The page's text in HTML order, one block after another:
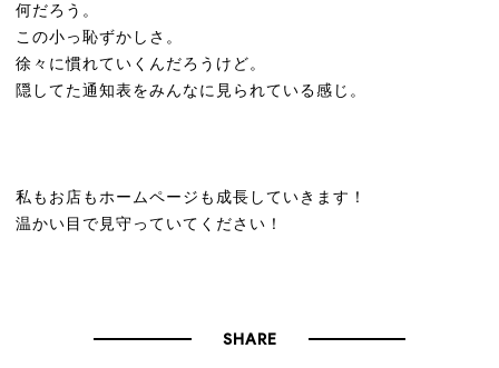
何だろう。
この小っ恥ずかしさ。
徐々に慣れていくんだろうけど。
隠してた通知表をみんなに見られている感じ。
私もお店もホームページも成長していきます！
温かい目で見守っていてください！
SHARE